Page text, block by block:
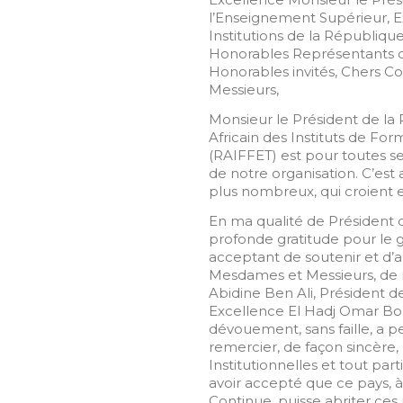
l’Enseignement Supérieur,
Institutions de la
Honorables Représentants
Honorables invités, Chers
Messieurs,
Monsieur le Président de
Africain des Instituts de
(RAIFFET) est pour toutes
de notre organisation.
plus nombreux, qui croient
En ma qualité de Président
profonde gratitude pour le
acceptant de soutenir et
Mesdames et Messieurs,
Abidine Ben Ali, Président
Excellence El Hadj Omar
dévouement, sans faille, a
remercier, de façon
Institutionnelles et tout
avoir accepté que ce pays,